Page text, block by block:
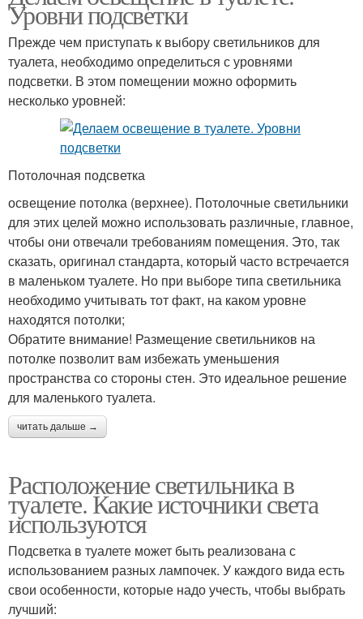
Уровни подсветки
Прежде чем приступать к выбору светильников для
туалета, необходимо определиться с уровнями
подсветки. В этом помещении можно оформить
несколько уровней:
Потолочная подсветка
освещение потолка (верхнее). Потолочные светильники
для этих целей можно использовать различные, главное,
чтобы они отвечали требованиям помещения. Это, так
сказать, оригинал стандарта, который часто встречается
в маленьком туалете. Но при выборе типа светильника
необходимо учитывать тот факт, на каком уровне
находятся потолки;
Обратите внимание! Размещение светильников на
потолке позволит вам избежать уменьшения
пространства со стороны стен. Это идеальное решение
для маленького туалета.
читать дальше →
Расположение светильника в
туалете. Какие источники света
используются
Подсветка в туалете может быть реализована с
использованием разных лампочек. У каждого вида есть
свои особенности, которые надо учесть, чтобы выбрать
лучший: